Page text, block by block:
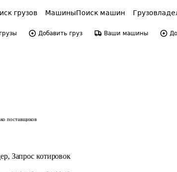
грузов МашиныПоиск машин
Добавить груз Ваши машины
поставщиков
, Запрос котировок